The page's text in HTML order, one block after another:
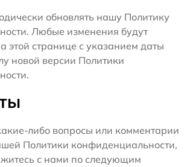
обновлять нашу Политику
Любые изменения будут
этой странице с указанием даты
новой версии Политики
либо вопросы или комментарии
Политики конфиденциальности,
с нами по следующим